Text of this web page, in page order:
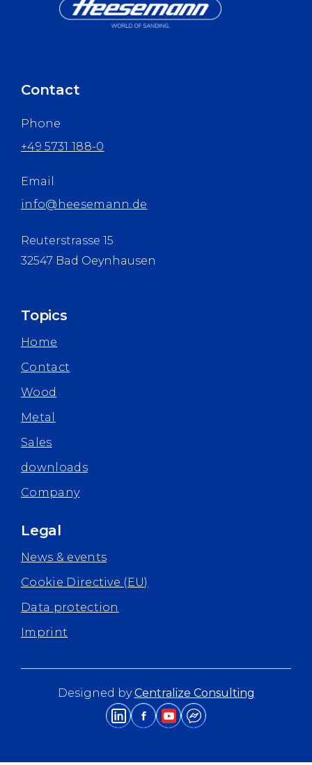
Contact
Phone
+49 5731 188-0
Email
info@heesemann.de
Reuterstrasse 15
32547 Bad Oeynhausen
Topics
Home
Contact
Wood
Metal
Sales
downloads
Company
Legal
News & events
Cookie Directive (EU)
Data protection
Imprint
Designed byCentralize Consulting